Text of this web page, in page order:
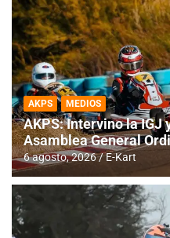
AKPS MEDIOS
AKPS: Intervino la
Asamblea General
6 agosto, 2026 E-Kart